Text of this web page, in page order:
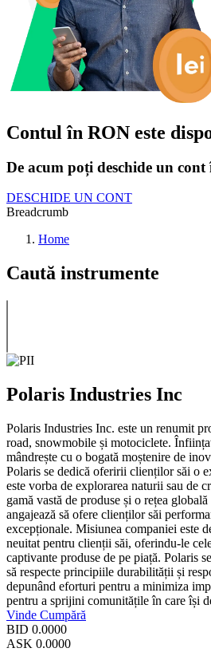
Contul în RON este
De acum poți deschide un
DESCHIDE UN CONT
Breadcrumb
Home
Caută instrumente
Polaris Industries Inc
Polaris Industries Inc. este un renumit
road, snowmobile și motociclete.
mândrește cu o bogată moștenire de
Polaris se dedică oferirii clienților săi o
este vorba de explorarea naturii sau de
gamă vastă de produse și o rețea
angajează să ofere clienților săi
excepționale. Misiunea companiei este
neuitat pentru clienții săi, oferindu-le
captivante produse de pe piață. Polaris
să respecte principiile durabilității și
depunând eforturi pentru a minimiza
pentru a sprijini comunitățile în care își
Vinde Cumpără
BID 0.0000
ASK 0.0000